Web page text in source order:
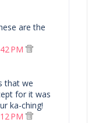
are the
PM
that we
for it was
ka-ching!
PM